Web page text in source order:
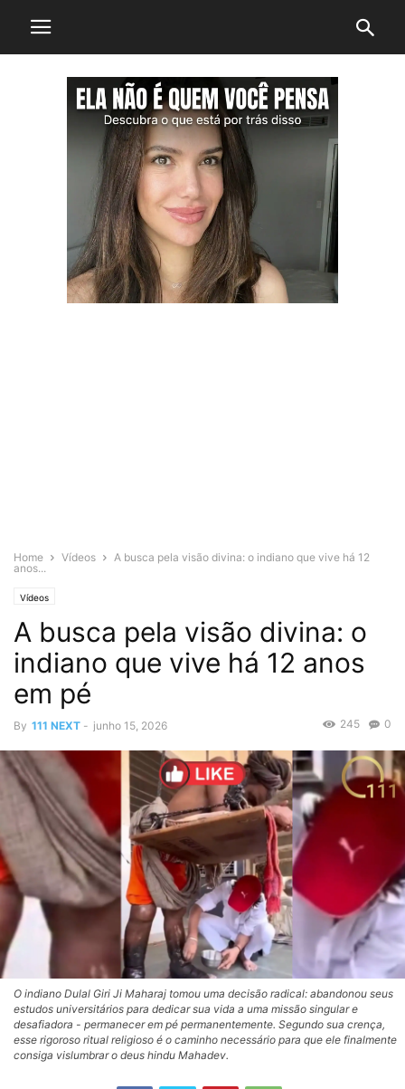
Home Vídeos
A busca pela visão divina: o indiano que vive há 12
anos...
Vídeos
A busca pela visão divina: o
indiano que vive há 12 anos
em pé
By 111 NEXT - junho 15, 2026 0
245
O indiano Dulal Giri Ji Maharaj tomou uma decisão radical: abandonou seus
estudos universitários para dedicar sua vida a uma missão singular e
desafiadora - permanecer em pé permanentemente. Segundo sua crença,
esse rigoroso ritual religioso é o caminho necessário para que ele finalmente
consiga vislumbrar o deus hindu Mahadev.